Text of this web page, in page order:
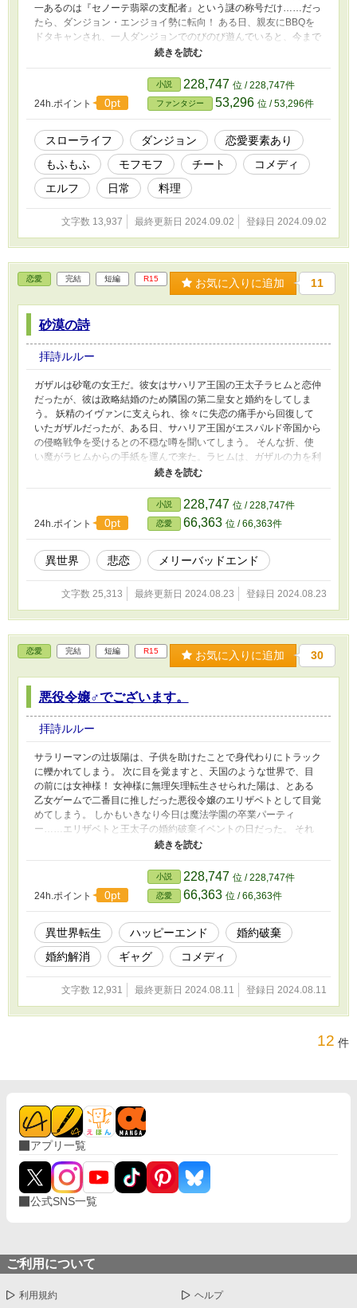
一あるのは『セノーテ翡翠の支配者』という謎の称号だけ……だっ
たら、ダンジョン・エンジョイ勢に転向！ ある日、親友にBBQを
ドタキャンされ、一人ダンジョンでのびのび遊んでいると、今まで
誰も訪れたことがなかったのに、エルフの男性が倒れていた！ 箱
庭のような美しい秘密のダンジョンで、憧れのスローライフ！ た
だただ遊んで、可愛いモフモフ達と戯れて、家庭菜園して、ゆった
りまったり過ごして、癒しのスローライフを満喫するはずだったの
に……！？ ※全５話の短編です。
24h.ポイント 0pt
小説 228,747 位 / 228,747件
ファンタジー 53,296 位 / 53,296件
スローライフ ダンジョン
恋愛要素あり
もふもふ
モフモフ チート
コメディ
エルフ
日常 料理
文字数 13,937 最終更新日 2024.09.02 登録日 2024.09.02
恋愛 完結 短編 R15 お気に入りに追加 11
砂漠の詩
拝詩ルルー
ガザルは砂竜の女王だ。彼女はサハリア王国の王太子ラヒムと恋仲
だったが、彼は政略結婚のため隣国の第二皇女と婚約をしてしま
う。 妖精のイヴァンに支えられ、徐々に失恋の痛手から回復して
いたガザルだったが、ある日、サハリア王国がエスパルド帝国から
の侵略戦争を受けるとの不穏な噂を聞いてしまう。 そんな折、使
い魔がラヒムからの手紙を運んで来た。ラヒムは、ガザルの力を利
用しようとする王国から彼女を守るため、ガザルを逃がそうとする
が……？ ※『鈴蘭の魔女の代替り』の過去編、スピンオフです。
24h.ポイント 0pt
小説 228,747 位 / 228,747件
恋愛 66,363 位 / 66,363件
異世界 悲恋 メリーバッドエンド
文字数 25,313 最終更新日 2024.08.23 登録日 2024.08.23
恋愛 完結 短編 R15 お気に入りに追加 30
悪役令嬢♂でございます。
拝詩ルルー
サラリーマンの辻坂陽は、子供を助けたことで身代わりにトラック
に轢かれてしまう。 次に目を覚ますと、天国のような世界で、目
の前には女神様！ 女神様に無理矢理転生させられた陽は、とある
乙女ゲームで二番目に推しだった悪役令嬢のエリザベトとして目覚
めてしまう。 しかもいきなり今日は魔法学園の卒業パーティ
ー……エリザベトと王太子の婚約破棄イベントの日だった。 それ
にしても俺、いや、エリザベトお嬢様の胸が無いぞ、全く。つるぺ
ただ。……って、付いてるじゃねぇかっ！！？ 悪役令嬢♂は無事に
王太子と婚約解消できるのか！？ そして、最推しのシビラ様との
関係は……? ※R15は保険です。 ※全９話の短編です。
24h.ポイント
0pt
小説 228,747 位 / 228,747件
恋愛 66,363 位 / 66,363件
異世界転生 ハッピーエンド
婚約破棄
婚約解消
ギャグ コメディ
文字数 12,931 最終更新日 2024.08.11 登録日 2024.08.11
12 件
アプリ一覧
公式SNS一覧
ご利用について
利用規約 ヘルプ